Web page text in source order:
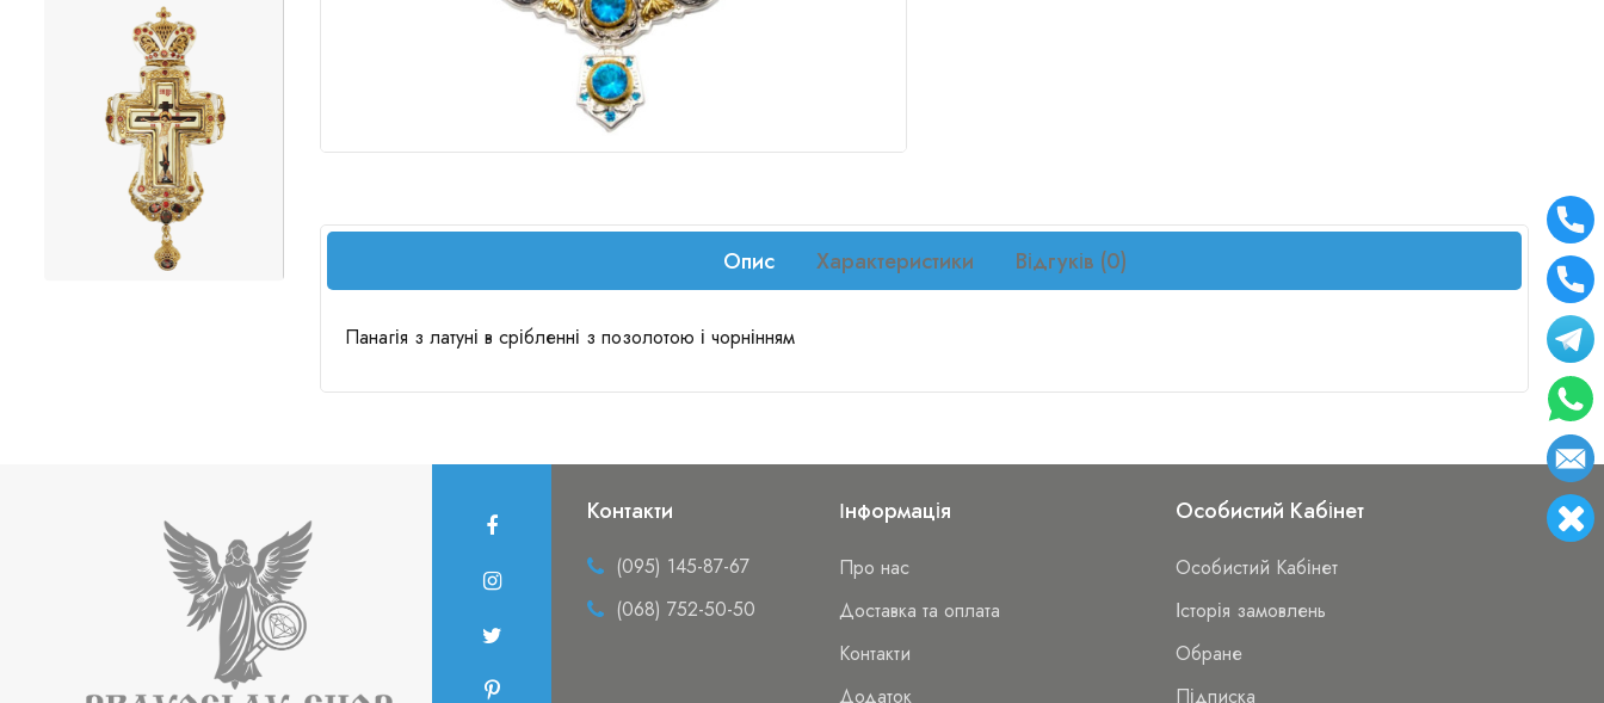
Опис Характеристики Відгуків (0)
Панагія з латуні в срібленні з позолотою і чорнінням
Контакти
(095) 145-87-67
(068) 752-50-50
Інформація
Про нас
Доставка та оплата
Контакти
Додаток
Особистий Кабінет
Особистий Кабінет
Історія замовлень
Обране
Підписка